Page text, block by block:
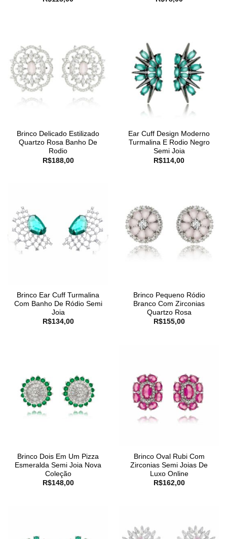
Brinco Delicado Estilizado
Quartzo Rosa Banho De
Rodio
R$188,00
Ear Cuff Design Moderno
Turmalina E Rodio Negro
Semi Joia
R$114,00
Brinco Ear Cuff Turmalina
Com Banho De Ródio Semi
Joia
R$134,00
Brinco Pequeno Ródio
Branco Com Zirconias
Quartzo Rosa
R$155,00
Brinco Dois Em Um Pizza
Esmeralda Semi Joia Nova
Coleção
R$148,00
Brinco Oval Rubi Com
Zirconias Semi Joias De
Luxo Online
R$162,00